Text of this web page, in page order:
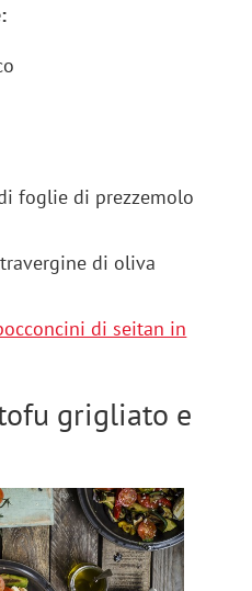
foglie di prezzemolo
di oliva
di seitan in
grigliato e